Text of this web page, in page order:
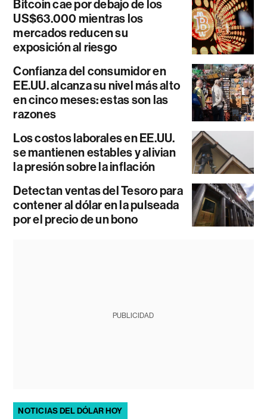
Bitcoin cae por debajo de los
US$63.000 mientras los
mercados reducen su
exposición al riesgo
Confianza del consumidor en
EE.UU. alcanza su nivel más alto
en cinco meses: estas son las
razones
Los costos laborales en EE.UU.
se mantienen estables y alivian
la presión sobre la inflación
Detectan ventas del Tesoro para
contener al dólar en la pulseada
por el precio de un bono
PUBLICIDAD
NOTICIAS DEL DÓLAR HOY